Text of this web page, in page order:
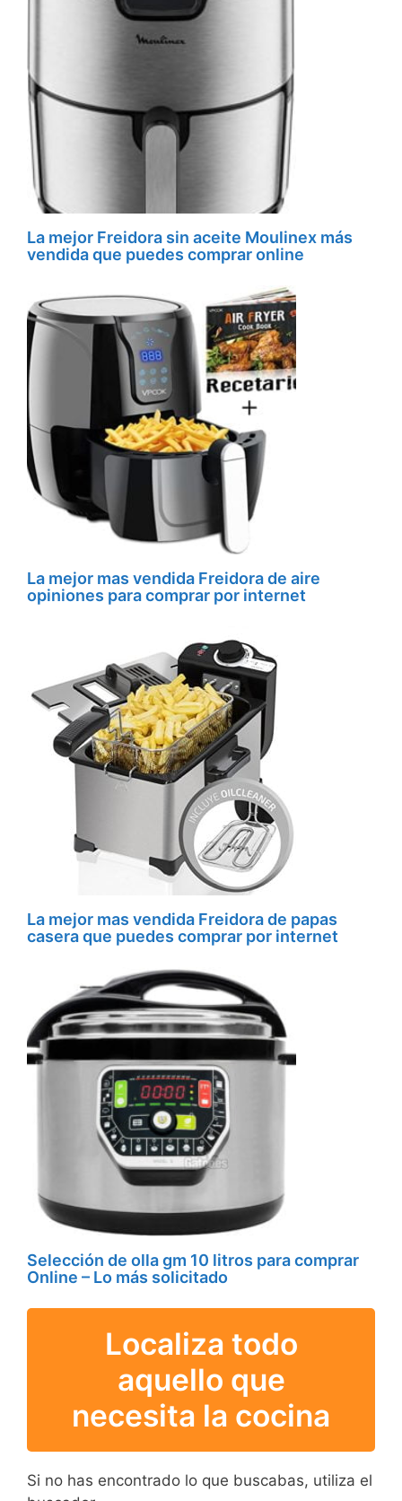
La mejor Freidora sin aceite Moulinex más
vendida que puedes comprar online
La mejor mas vendida Freidora de aire
opiniones para comprar por internet
La mejor mas vendida Freidora de papas
casera que puedes comprar por internet
Selección de olla gm 10 litros para comprar
Online – Lo más solicitado
Localiza todo
aquello que
necesita la cocina
Si no has encontrado lo que buscabas, utiliza el